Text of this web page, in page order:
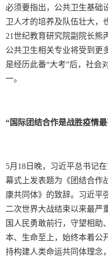
必须要指出，公共卫生基础
卫人才的培养及队伍壮大，
21世纪教育研究院副院长熊
公共卫生相关专业将受到更
是经历此番“大考”后，社会
一。
“国际团结合作是战胜疫情
5月18日晚，习近平总书记
幕式上发表题为《团结合作
康共同体》的致辞。习近平
二次世界大战结束以来最严
国人民勇敢前行，守望相助
本、生命至上，始终本着公
持构建人类命运共同体理念